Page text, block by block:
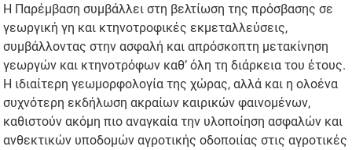
Η Παρέμβαση συμβάλλει στη βελτίωση της πρόσβασης σε
γεωργική γη και κτηνοτροφικές εκμεταλλεύσεις,
συμβάλλοντας στην ασφαλή και απρόσκοπτη μετακίνηση
γεωργών και κτηνοτρόφων καθ’ όλη τη διάρκεια του έτους.
Η ιδιαίτερη γεωμορφολογία της χώρας, αλλά και η ολοένα
συχνότερη εκδήλωση ακραίων καιρικών φαινομένων,
καθιστούν ακόμη πιο αναγκαία την υλοποίηση ασφαλών και
ανθεκτικών υποδομών αγροτικής οδοποιίας στις αγροτικές